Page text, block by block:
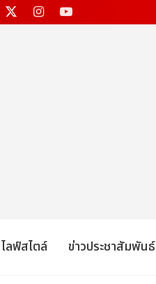
ไลฟ์สไตล์ ข่าวประชาสัมพันธ์